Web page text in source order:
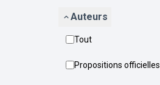
Auteurs
Tout
Propositions officielles